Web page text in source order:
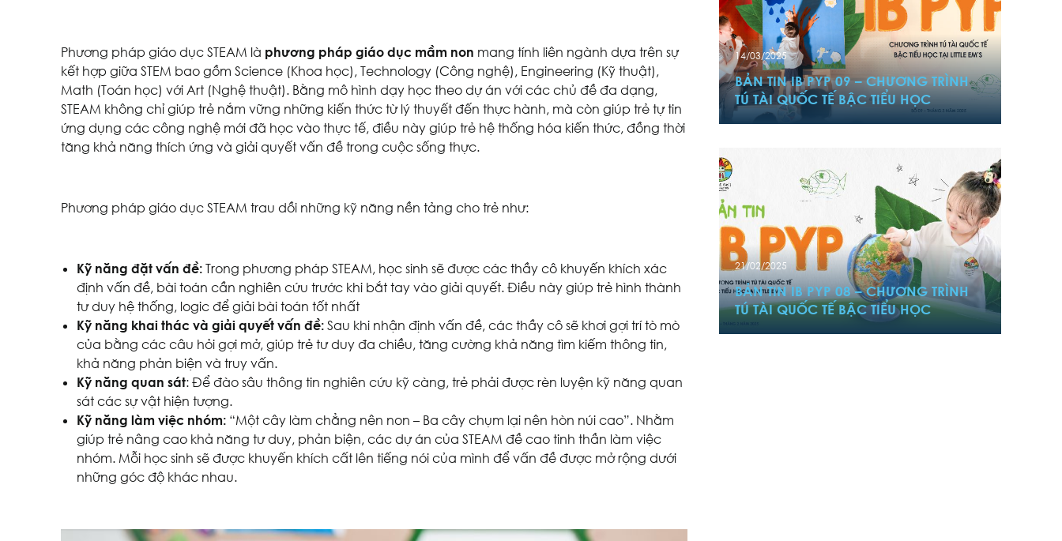
Phương pháp giáo dục STEAM là phương pháp giáo dục mầm non mang tính liên ngành dựa trên sự
kết hợp giữa STEM bao gồm Science (Khoa học), Technology (Công nghệ), Engineering (Kỹ thuật),
Math (Toán học) với Art (Nghệ thuật). Bằng mô hình dạy học theo dự án với các chủ đề đa dạng,
STEAM không chỉ giúp trẻ nắm vững những kiến thức từ lý thuyết đến thực hành, mà còn giúp trẻ tự tin
ứng dụng các công nghệ mới đã học vào thực tế, điều này giúp trẻ hệ thống hóa kiến thức, đồng thời
tăng khả năng thích ứng và giải quyết vấn đề trong cuộc sống thực.
Phương pháp giáo dục STEAM trau dồi những kỹ năng nền tảng cho trẻ như:
Kỹ năng đặt vấn đề: Trong phương pháp STEAM, học sinh sẽ được các thầy cô khuyến khích xác
định vấn đề, bài toán cần nghiên cứu trước khi bắt tay vào giải quyết. Điều này giúp trẻ hình thành
tư duy hệ thống, logic để giải bài toán tốt nhất
Kỹ năng khai thác và giải quyết vấn đề: Sau khi nhận định vấn đề, các thầy cô sẽ khơi gợi trí tò mò
của bằng các câu hỏi gợi mở, giúp trẻ tư duy đa chiều, tăng cường khả năng tìm kiếm thông tin,
khả năng phản biện và truy vấn.
Kỹ năng quan sát: Để đào sâu thông tin nghiên cứu kỹ càng, trẻ phải được rèn luyện kỹ năng quan
sát các sự vật hiện tượng.
Kỹ năng làm việc nhóm: “Một cây làm chẳng nên non – Ba cây chụm lại nên hòn núi cao”. Nhằm
giúp trẻ nâng cao khả năng tư duy, phản biện, các dự án của STEAM đề cao tinh thần làm việc
nhóm. Mỗi học sinh sẽ được khuyến khích cất lên tiếng nói của mình để vấn đề được mở rộng dưới
những góc độ khác nhau.
BẢN TIN IB PYP 09 – CHƯƠNG TRÌNH
TÚ TÀI QUỐC TẾ BẬC TIỂU HỌC
14/03/2025
BẢN TIN IB PYP 08 – CHƯƠNG TRÌNH
TÚ TÀI QUỐC TẾ BẬC TIỂU HỌC
21/02/2025